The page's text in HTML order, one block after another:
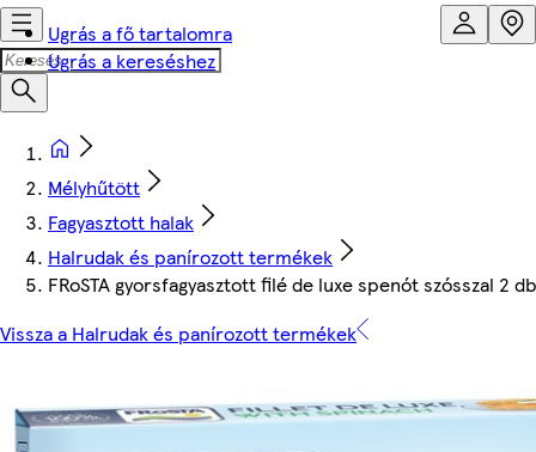
Ugrás a fő tartalomra
Ugrás a kereséshez
Mélyhűtött
Fagyasztott halak
Halrudak és panírozott termékek
FRoSTA gyorsfagyasztott filé de luxe spenót szósszal 2
Vissza a Halrudak és panírozott termékek